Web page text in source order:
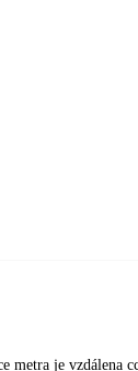
je vzdálena